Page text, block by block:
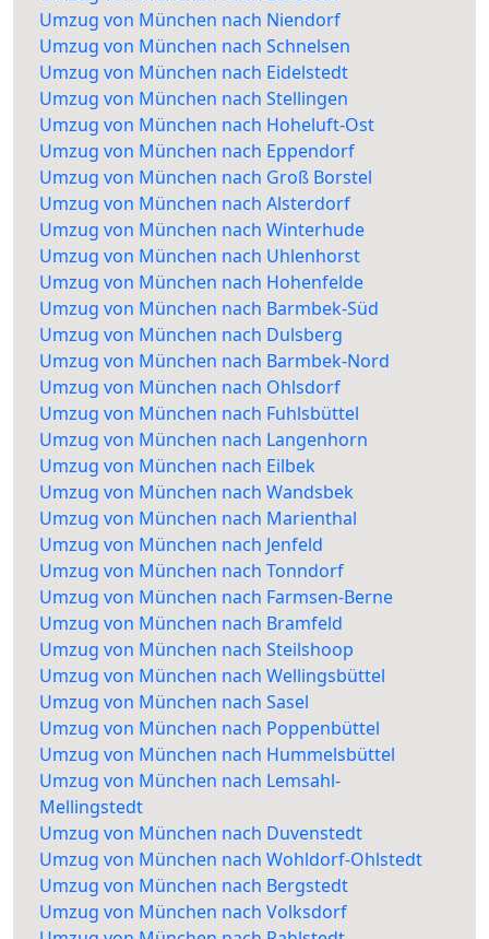
Umzug von München nach Niendorf
Umzug von München nach Schnelsen
Umzug von München nach Eidelstedt
Umzug von München nach Stellingen
Umzug von München nach Hoheluft-Ost
Umzug von München nach Eppendorf
Umzug von München nach Groß Borstel
Umzug von München nach Alsterdorf
Umzug von München nach Winterhude
Umzug von München nach Uhlenhorst
Umzug von München nach Hohenfelde
Umzug von München nach Barmbek-Süd
Umzug von München nach Dulsberg
Umzug von München nach Barmbek-Nord
Umzug von München nach Ohlsdorf
Umzug von München nach Fuhlsbüttel
Umzug von München nach Langenhorn
Umzug von München nach Eilbek
Umzug von München nach Wandsbek
Umzug von München nach Marienthal
Umzug von München nach Jenfeld
Umzug von München nach Tonndorf
Umzug von München nach Farmsen-Berne
Umzug von München nach Bramfeld
Umzug von München nach Steilshoop
Umzug von München nach Wellingsbüttel
Umzug von München nach Sasel
Umzug von München nach Poppenbüttel
Umzug von München nach Hummelsbüttel
Umzug von München nach Lemsahl-
Mellingstedt
Umzug von München nach Duvenstedt
Umzug von München nach Wohldorf-Ohlstedt
Umzug von München nach Bergstedt
Umzug von München nach Volksdorf